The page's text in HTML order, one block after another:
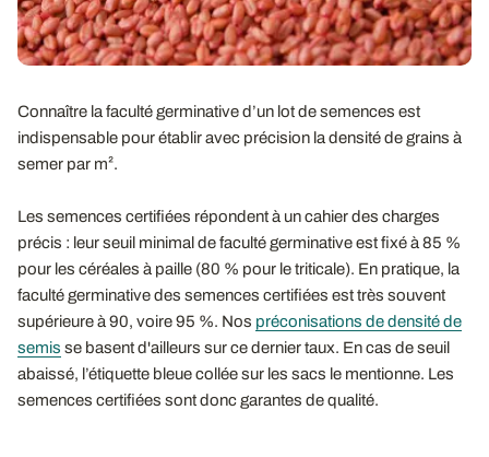
Connaître la faculté germinative d’un lot de semences est
indispensable pour établir avec précision la densité de grains à
semer par m².
Les semences certifiées répondent à un cahier des charges
précis : leur seuil minimal de faculté germinative est fixé à 85 %
pour les céréales à paille (80 % pour le triticale). En pratique, la
faculté germinative des semences certifiées est très souvent
supérieure à 90, voire 95 %. Nos préconisations de densité de
semis se basent d'ailleurs sur ce dernier taux. En cas de seuil
abaissé, l’étiquette bleue collée sur les sacs le mentionne. Les
semences certifiées sont donc garantes de qualité.